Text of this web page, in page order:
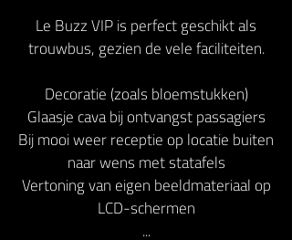
Le Buzz VIP is perfect geschikt als
trouwbus, gezien de vele faciliteiten.
Decoratie (zoals bloemstukken)
Glaasje cava bij ontvangst passagiers
Bij mooi weer receptie op locatie buiten
naar wens met statafels
Vertoning van eigen beeldmateriaal op
LCD-schermen
...